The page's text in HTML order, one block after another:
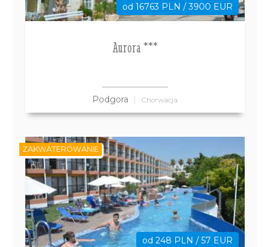
od 16763 PLN / 3900 EUR
Aurora ***
Podgora Chorwacja
od 248 PLN / 57 EUR
ZAKWATEROWANIE